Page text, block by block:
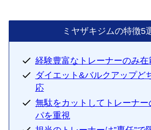
ミヤザキジムの特徴5
経験豊富なトレーナーのみ在
ダイエット&バルクアップど
応
無駄をカットしてトレーナー
パを重視